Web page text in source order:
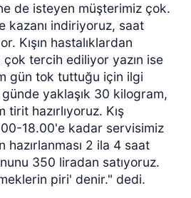
de isteyen müşterimiz çok.
kazanı indiriyoruz, saat
Kışın hastalıklardan
tercih ediliyor yazın ise
gün tok tuttuğu için ilgi
yaklaşık 30 kilogram,
tirit hazırlıyoruz. Kış
18.00'e kadar servisimiz
2 ila 4 saat
350 liradan satıyoruz.
piri' denir." dedi.